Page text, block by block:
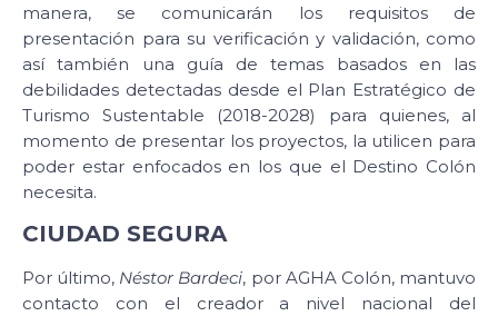
manera, se comunicarán los requisitos de
presentación para su verificación y validación, como
así también una guía de temas basados en las
debilidades detectadas desde el Plan Estratégico de
Turismo Sustentable (2018-2028) para quienes, al
momento de presentar los proyectos, la utilicen para
poder estar enfocados en los que el Destino Colón
necesita.
CIUDAD SEGURA
Por último, Néstor Bardeci, por AGHA Colón, mantuvo
contacto con el creador a nivel nacional del